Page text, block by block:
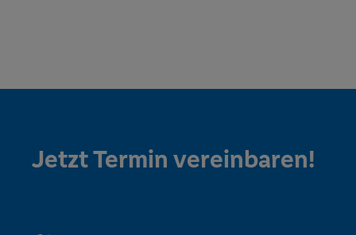
Jetzt Termin vereinbaren!